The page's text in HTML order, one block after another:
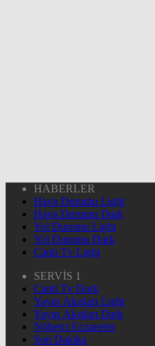
HABERLER
Hava Durumu Light
Hava Durumu Dark
Yol Durumu Light
Yol Durumu Dark
Canlı Tv Light
SERVİS 1
Canlı Tv Dark
Yayın Akışları Light
Yayın Akışları Dark
Nöbetçi Eczaneler
Son Dakika